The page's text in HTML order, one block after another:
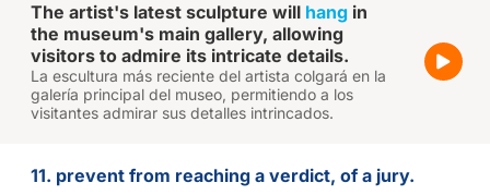
The artist's latest sculpture will hang in
the museum's main gallery, allowing
visitors to admire its intricate details.
La escultura más reciente del artista colgará en la
galería principal del museo, permitiendo a los
visitantes admirar sus detalles intrincados.
11. prevent from reaching a verdict, of a jury.